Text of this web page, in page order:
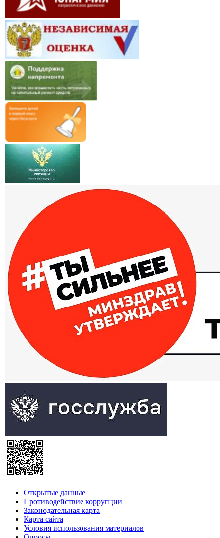
Открытые данные
Противодействие коррупции
Законодательная карта
Карта сайта
Условия использования материалов